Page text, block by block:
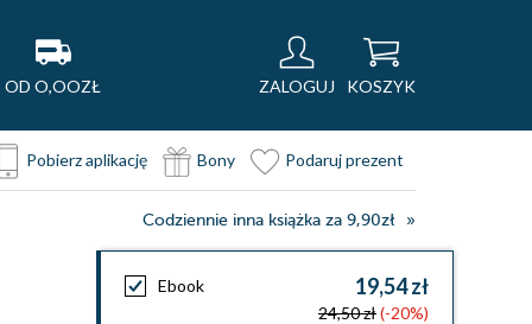
OD O,OOZŁ ZALOGUJ KOSZYK
Pobierz aplikację Bony Podaruj prezent
Codziennie inna książka za 9,90zł
Ebook 19,54 zł
24,50 zł(-20%)